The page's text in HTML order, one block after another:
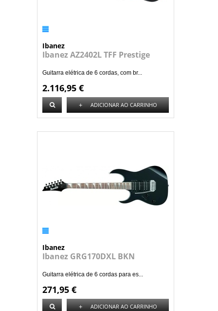
Ibanez
Ibanez AZ2402L TFF Prestige
Guitarra elétrica de 6 cordas, com br...
2.116,95 €
+ ADICIONAR AO CARRINHO
Ibanez
Ibanez GRG170DXL BKN
Guitarra elétrica de 6 cordas para es...
271,95 €
+ ADICIONAR AO CARRINHO